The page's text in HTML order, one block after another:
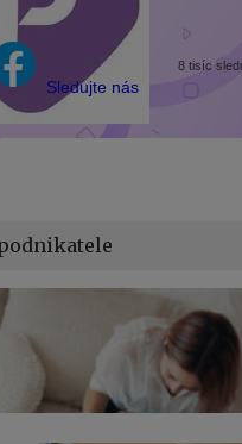
Sledujte nás
8 tisíc